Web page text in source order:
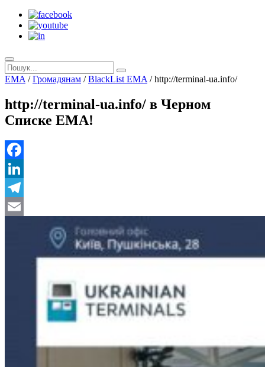
EMA /Громадянам /BlackList EMA /http://terminal-ua.info/
http://terminal-ua.info/ в Черном
Списке ЕМА!
Facebook
LinkedIn
Telegram